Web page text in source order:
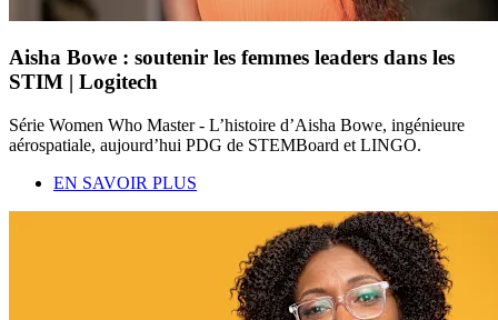
Aisha Bowe : soutenir les femmes leaders dans les
STIM | Logitech
Série Women Who Master - L’histoire d’Aisha Bowe, ingénieure
aérospatiale, aujourd’hui PDG de STEMBoard et LINGO.
EN SAVOIR PLUS